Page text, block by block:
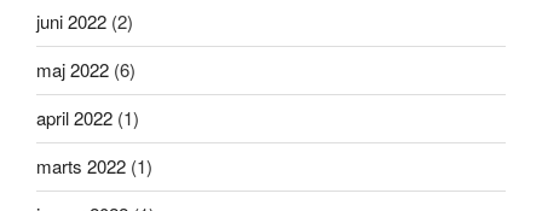
juni 2022 (2)
maj 2022 (6)
april 2022 (1)
marts 2022 (1)